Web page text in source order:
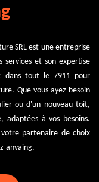
SRL est une entreprise
et son expertise
dans tout le 7911 pour
Que vous ayez besoin
ou d'un nouveau toit,
adaptées à vos besoins.
votre partenaire de choix
anvaing.